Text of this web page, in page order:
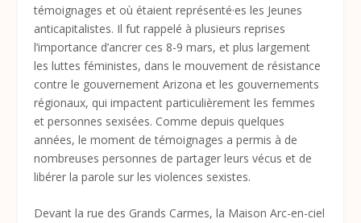
témoignages et où étaient représenté·es les Jeunes
anticapitalistes. Il fut rappelé à plusieurs reprises
l’importance d’ancrer ces 8-9 mars, et plus largement
les luttes féministes, dans le mouvement de résistance
contre le gouvernement Arizona et les gouvernements
régionaux, qui impactent particulièrement les femmes
et personnes sexisées. Comme depuis quelques
années, le moment de témoignages a permis à de
nombreuses personnes de partager leurs vécus et de
libérer la parole sur les violences sexistes.
Devant la rue des Grands Carmes, la Maison Arc-en-ciel